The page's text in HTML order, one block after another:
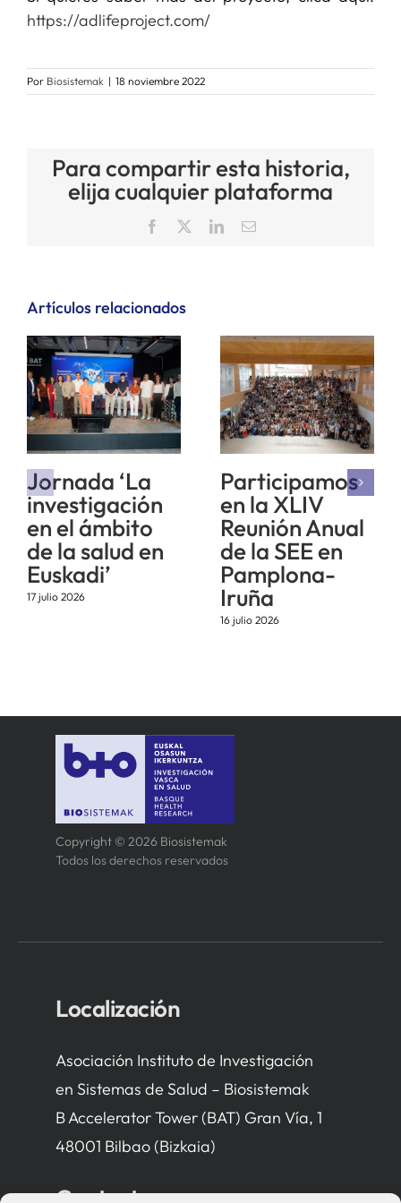
https://adlifeproject.com/
Por Biosistemak | 18 noviembre 2022
Para compartir esta historia,
elija cualquier plataforma
Facebook LinkedInCorreo
Artículos relacionados
Jornada ‘La
investigación
en el ámbito
de la salud en
Euskadi’
17 julio 2026
Participamos
en la XLIV
Reunión Anual
de la SEE en
Pamplona-
Iruña
16 julio 2026
Copyright © 2026 Biosistemak
Todos los derechos reservados
Localización
Asociación Instituto de Investigación
en Sistemas de Salud – Biosistemak
B Accelerator Tower (BAT) Gran Vía, 1
48001 Bilbao (Bizkaia)